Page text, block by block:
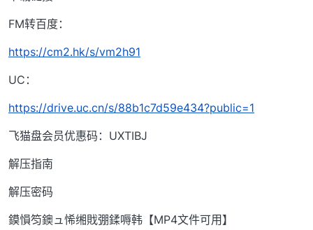
FM转百度：
https://cm2.hk/s/vm2h91
UC：
https://drive.uc.cn/s/88b1c7d59e434?public=1
飞猫盘会员优惠码：UXTIBJ
解压指南
解压密码
鏌愪笉鐭ュ悕缃戝弸鍒嗕韩【MP4文件可用】